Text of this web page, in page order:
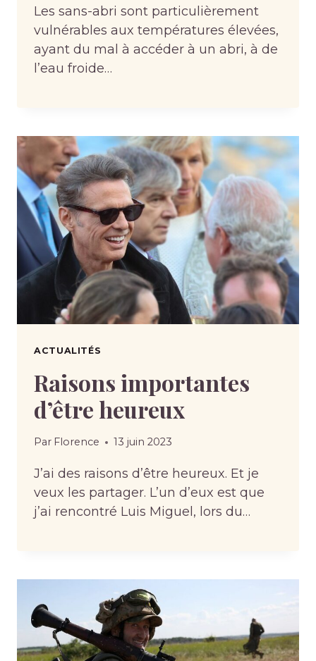
Les sans-abri sont particulièrement
vulnérables aux températures élevées,
ayant du mal à accéder à un abri, à de
l’eau froide…
ACTUALITÉS
Raisons importantes
d’être heureux
Par Florence 13 juin 2023
J’ai des raisons d’être heureux. Et je
veux les partager. L’un d’eux est que
j’ai rencontré Luis Miguel, lors du…